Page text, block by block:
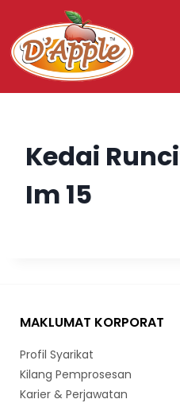
Kedai
Im 15
MAKLUMAT KORPORAT
Profil Syarikat
Kilang Pemprosesan
Karier & Perjawatan